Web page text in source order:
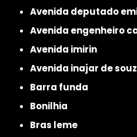
avenida deputado
avenida engenheiro
avenida imirin
avenida inajar de
barra funda
bonilhia
bras leme